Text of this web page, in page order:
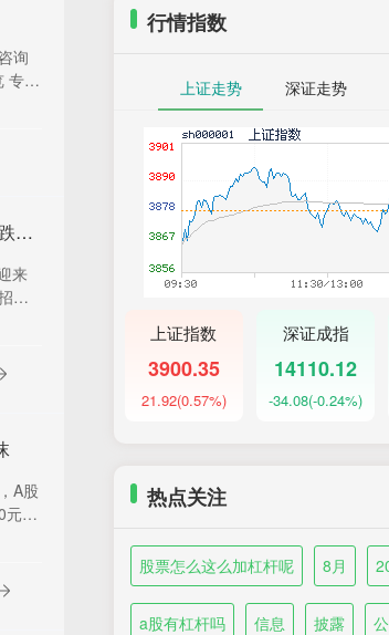
询
专业
外盘黄金期货配资 连续三个季度缩水、多只旗舰基金规模暴跌，招商基金主动权益业务遭遇成长阵痛
来
商
A股
元算
行情指数
上证走势 深证走势
上证指数
3900.35
21.92(0.57%)
深证成指
14110.12
-34.08(-0.24%)
热点关注
股票怎么这么加杠杆呢 8月
a股有杠杆吗 信息 披露